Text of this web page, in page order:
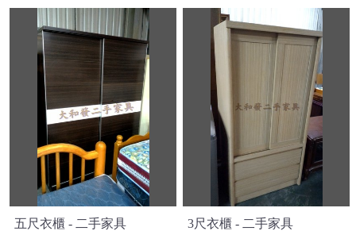
五尺衣櫃 - 二手家具
3尺衣櫃 - 二手家具